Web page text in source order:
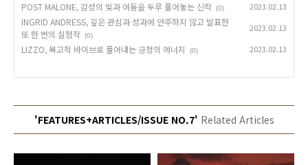
POST MALONE, 감성의 빛과 어둠을 두루 풀어놓는 신작 (0) 2023.02.13
INGRID ANDRESS, 깊은 관심과 성과에 안주하지 않고 발표한
또 한 번의 실험작 (0)
2023.02.13
LIZZO, 복고적 바이브로 풀어내는 긍정의 에너지 (0) 2023.02.13
'FEATURES+ARTICLES/ISSUE NO.7' Related Articles